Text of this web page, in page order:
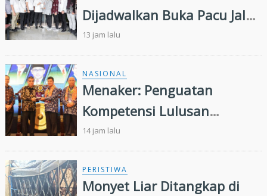
Dijadwalkan Buka Pacu Jalur
2026 dan Resmikan Sekolah
Rakyat di Kuansing
13 jam lalu
NASIONAL
Menaker: Penguatan
Kompetensi Lulusan
Perguruan Tinggi Penting
untuk Menjawab Kebutuhan
Dunia Kerja
14 jam lalu
PERISTIWA
Monyet Liar Ditangkap di